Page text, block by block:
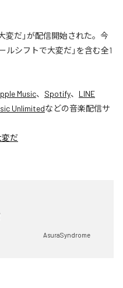
変だ」が配信開始された。今
ルシフトで大変だ」を含む全1
Music、 Spotify、 LINE
Unlimitedなどの音楽配信サ
だ
AsuraSyndrome